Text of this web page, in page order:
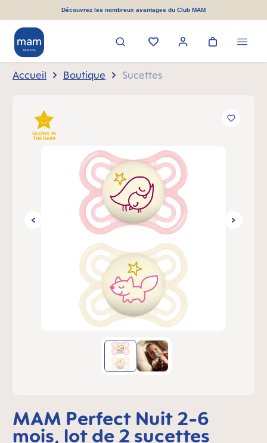
principalDécouvrez les nombreux avantages du Club MAM
Accueil Boutique Sucettes
MAM Perfect Nuit 2-6
mois, lot de 2 sucettes